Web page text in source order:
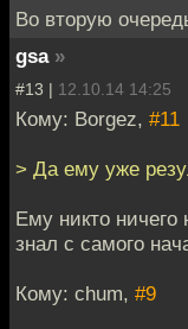
Во вторую
gsa »
#13 | 12.10.14 14:25
Кому: Borgez, #11
> Да ему уже
Ему никто ничего
знал с самого
Кому: chum, #9